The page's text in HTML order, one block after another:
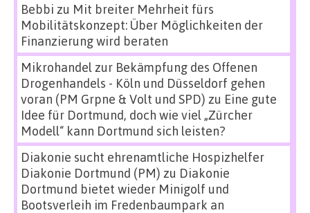
Bebbi zu Mit breiter Mehrheit fürs
Mobilitätskonzept: Über Möglichkeiten der
Finanzierung wird beraten
Mikrohandel zur Bekämpfung des Offenen
Drogenhandels - Köln und Düsseldorf gehen
voran (PM Grpne & Volt und SPD) zu Eine gute
Idee für Dortmund, doch wie viel „Zürcher
Modell“ kann Dortmund sich leisten?
Diakonie sucht ehrenamtliche Hospizhelfer
Diakonie Dortmund (PM) zu Diakonie
Dortmund bietet wieder Minigolf und
Bootsverleih im Fredenbaumpark an